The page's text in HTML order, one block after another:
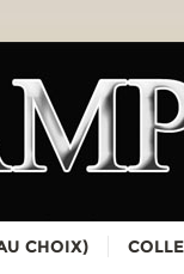
CHOIX)